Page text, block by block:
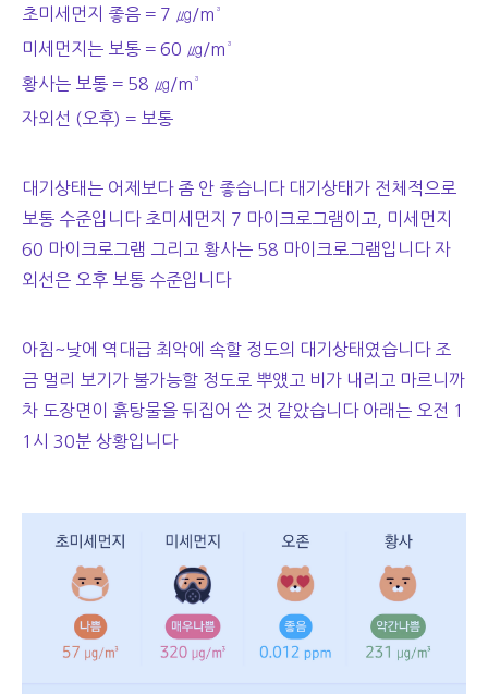
초미세먼지 좋음 = 7 ㎍/m³
미세먼지는 보통 = 60 ㎍/m³
황사는 보통 = 58 ㎍/m³
자외선 (오후) = 보통
대기상태는 어제보다 좀 안 좋습니다 대기상태가 전체적으로
보통 수준입니다 초미세먼지 7 마이크로그램이고, 미세먼지
60 마이크로그램 그리고 황사는 58 마이크로그램입니다 자
외선은 오후 보통 수준입니다
아침~낮에 역대급 최악에 속할 정도의 대기상태였습니다 조
금 멀리 보기가 불가능할 정도로 뿌얬고 비가 내리고 마르니까
차 도장면이 흙탕물을 뒤집어 쓴 것 같았습니다 아래는 오전 1
1시 30분 상황입니다